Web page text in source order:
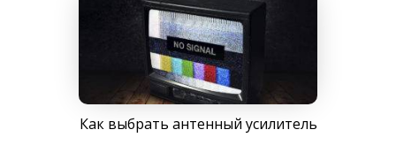
Как выбрать антенный усилитель